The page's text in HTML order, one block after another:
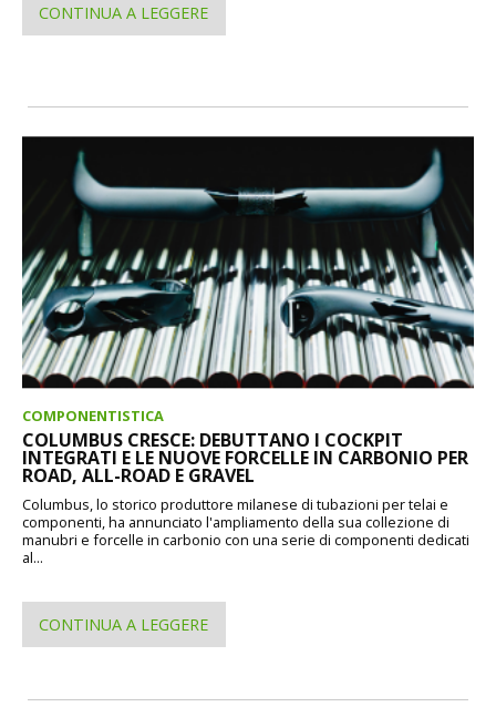
CONTINUA A LEGGERE
COMPONENTISTICA
COLUMBUS CRESCE: DEBUTTANO I COCKPIT
INTEGRATI E LE NUOVE FORCELLE IN CARBONIO PER
ROAD, ALL-ROAD E GRAVEL
Columbus, lo storico produttore milanese di tubazioni per telai e
componenti, ha annunciato l'ampliamento della sua collezione di
manubri e forcelle in carbonio con una serie di componenti dedicati
al...
CONTINUA A LEGGERE